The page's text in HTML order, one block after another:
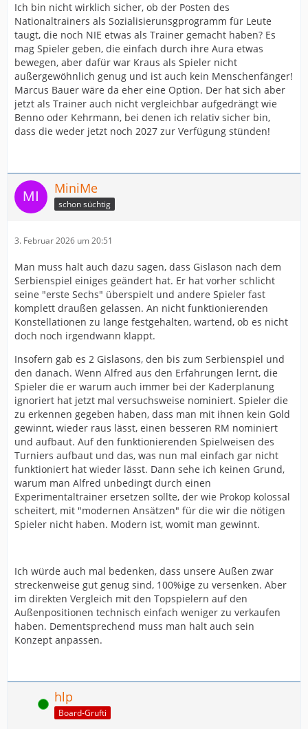
Ich bin nicht wirklich sicher, ob der Posten des
Nationaltrainers als Sozialisierunsgprogramm für Leute
taugt, die noch NIE etwas als Trainer gemacht haben? Es
mag Spieler geben, die einfach durch ihre Aura etwas
bewegen, aber dafür war Kraus als Spieler nicht
außergewöhnlich genug und ist auch kein Menschenfänger!
Marcus Bauer wäre da eher eine Option. Der hat sich aber
jetzt als Trainer auch nicht vergleichbar aufgedrängt wie
Benno oder Kehrmann, bei denen ich relativ sicher bin,
dass die weder jetzt noch 2027 zur Verfügung stünden!
MiniMe
schon süchtig
3. Februar 2026 um 20:51
Man muss halt auch dazu sagen, dass Gislason nach dem
Serbienspiel einiges geändert hat. Er hat vorher schlicht
seine "erste Sechs" überspielt und andere Spieler fast
komplett draußen gelassen. An nicht funktionierenden
Konstellationen zu lange festgehalten, wartend, ob es nicht
doch noch irgendwann klappt.
Insofern gab es 2 Gislasons, den bis zum Serbienspiel und
den danach. Wenn Alfred aus den Erfahrungen lernt, die
Spieler die er warum auch immer bei der Kaderplanung
ignoriert hat jetzt mal versuchsweise nominiert. Spieler die
zu erkennen gegeben haben, dass man mit ihnen kein Gold
gewinnt, wieder raus lässt, einen besseren RM nominiert
und aufbaut. Auf den funktionierenden Spielweisen des
Turniers aufbaut und das, was nun mal einfach gar nicht
funktioniert hat wieder lässt. Dann sehe ich keinen Grund,
warum man Alfred unbedingt durch einen
Experimentaltrainer ersetzen sollte, der wie Prokop kolossal
scheitert, mit "modernen Ansätzen" für die wir die nötigen
Spieler nicht haben. Modern ist, womit man gewinnt.
Ich würde auch mal bedenken, dass unsere Außen zwar
streckenweise gut genug sind, 100%ige zu versenken. Aber
im direkten Vergleich mit den Topspielern auf den
Außenpositionen technisch einfach weniger zu verkaufen
haben. Dementsprechend muss man halt auch sein
Konzept anpassen.
Online hlp
Board-Grufti